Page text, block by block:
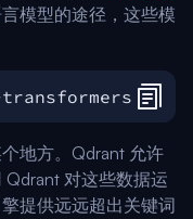
模型的途径，这些模
地方。Qdrant 允许
对这些数据运
提供远远超出关键词